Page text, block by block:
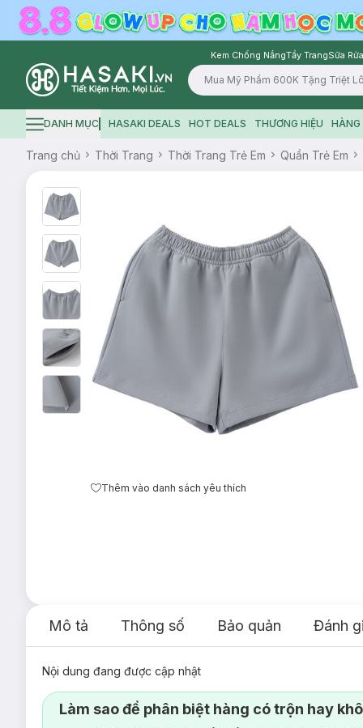
Kem Chống NắngTẩy TrangSữa
Logo
Hamburger icon
DANH MỤC HASAKI DEALS HOT DEALS THƯƠNG HIỆU HÀNG
Trang chủ Thời Trang Thời Trang Trẻ Em Quần Trẻ Em
Thêm vào danh sách yêu thích
Mô tả Thông số Bảo quản Đánh
Nội dung đang được cập nhật
Làm sao để phân biệt hàng có trộn hay